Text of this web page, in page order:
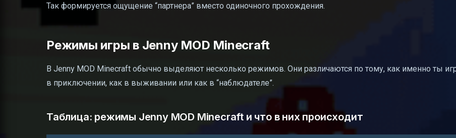
Так формируется ощущение “партнера” вместо одиночного прохождения.
Режимы игры в Jenny MOD Minecraft
В Jenny MOD Minecraft обычно выделяют несколько режимов. Они различаются по тому, как именно ты
в приключении, как в выживании или как в “наблюдателе”.
Таблица: режимы Jenny MOD Minecraft и что в них происходит